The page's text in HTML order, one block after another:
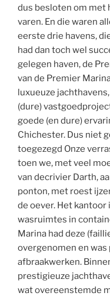
dus besloten om met
varen. En die waren
eerste drie havens,
had dan toch wel
gelegen haven, de
van de Premier
luxueuze
(dure)
goede (en dure)
Chichester. Dus niet
toegezegd Onze
toen we, met veel
van decrivier Darth,
ponton, met roest
de oever. Het kantoor
wasruimtes in
Marina had deze
overgenomen en
afbraakwerken.
prestigieuze
wat overeenstemde